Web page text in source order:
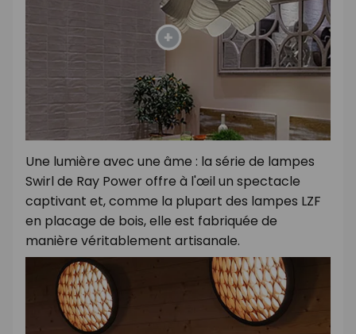
Une lumière avec une âme : la série de lampes
Swirl de Ray Power offre à l'œil un spectacle
captivant et, comme la plupart des lampes LZF
en placage de bois, elle est fabriquée de
manière véritablement artisanale.